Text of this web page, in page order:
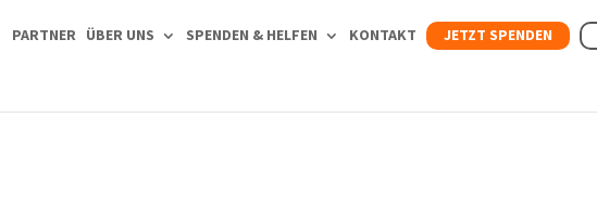
PARTNER ÜBER UNS SPENDEN & HELFEN KONTAKT JETZT SPENDEN